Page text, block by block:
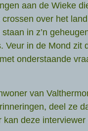
aan de Wieke
over het
in z’n
Veur in de Mond zit
onderstaande
van
deel ze
kan deze